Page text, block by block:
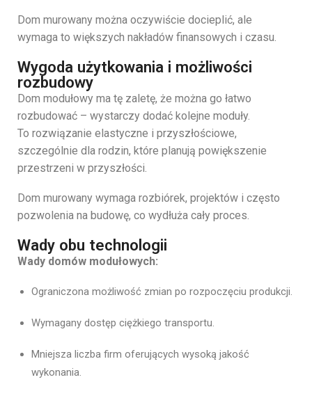
Dom murowany można oczywiście docieplić, ale
wymaga to większych nakładów finansowych i czasu.
Wygoda użytkowania i możliwości
rozbudowy
Dom modułowy ma tę zaletę, że można go łatwo
rozbudować – wystarczy dodać kolejne moduły.
To rozwiązanie elastyczne i przyszłościowe,
szczególnie dla rodzin, które planują powiększenie
przestrzeni w przyszłości.
Dom murowany wymaga rozbiórek, projektów i często
pozwolenia na budowę, co wydłuża cały proces.
Wady obu technologii
Wady domów modułowych:
Ograniczona możliwość zmian po rozpoczęciu produkcji.
Wymagany dostęp ciężkiego transportu.
Mniejsza liczba firm oferujących wysoką jakość
wykonania.